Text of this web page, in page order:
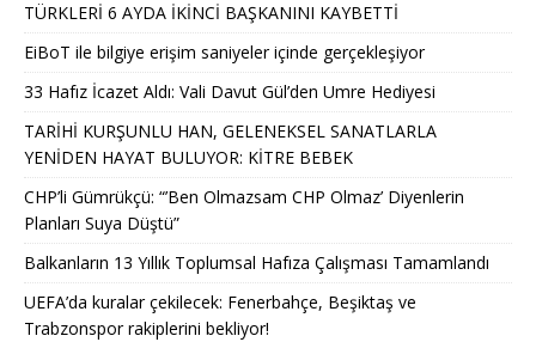
TÜRKLERİ 6 AYDA İKİNCİ BAŞKANINI KAYBETTİ
EiBoT ile bilgiye erişim saniyeler içinde gerçekleşiyor
33 Hafız İcazet Aldı: Vali Davut Gül’den Umre Hediyesi
TARİHİ KURŞUNLU HAN, GELENEKSEL SANATLARLA
YENİDEN HAYAT BULUYOR: KİTRE BEBEK
CHP’li Gümrükçü: “’Ben Olmazsam CHP Olmaz’ Diyenlerin
Planları Suya Düştü”
Balkanların 13 Yıllık Toplumsal Hafıza Çalışması Tamamlandı
UEFA’da kuralar çekilecek: Fenerbahçe, Beşiktaş ve
Trabzonspor rakiplerini bekliyor!